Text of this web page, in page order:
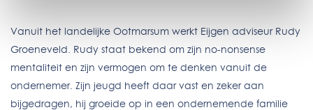
Vanuit het landelijke Ootmarsum werkt Eijgen adviseur Rudy
Groeneveld. Rudy staat bekend om zijn no-nonsense
mentaliteit en zijn vermogen om te denken vanuit de
ondernemer. Zijn jeugd heeft daar vast en zeker aan
bijgedragen, hij groeide op in een ondernemende familie